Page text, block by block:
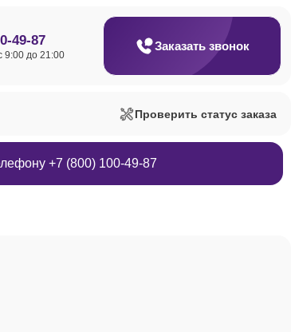
49-87
9:00 до 21:00
Заказать звонок
Проверить статус заказа
+7 (800) 100-49-87